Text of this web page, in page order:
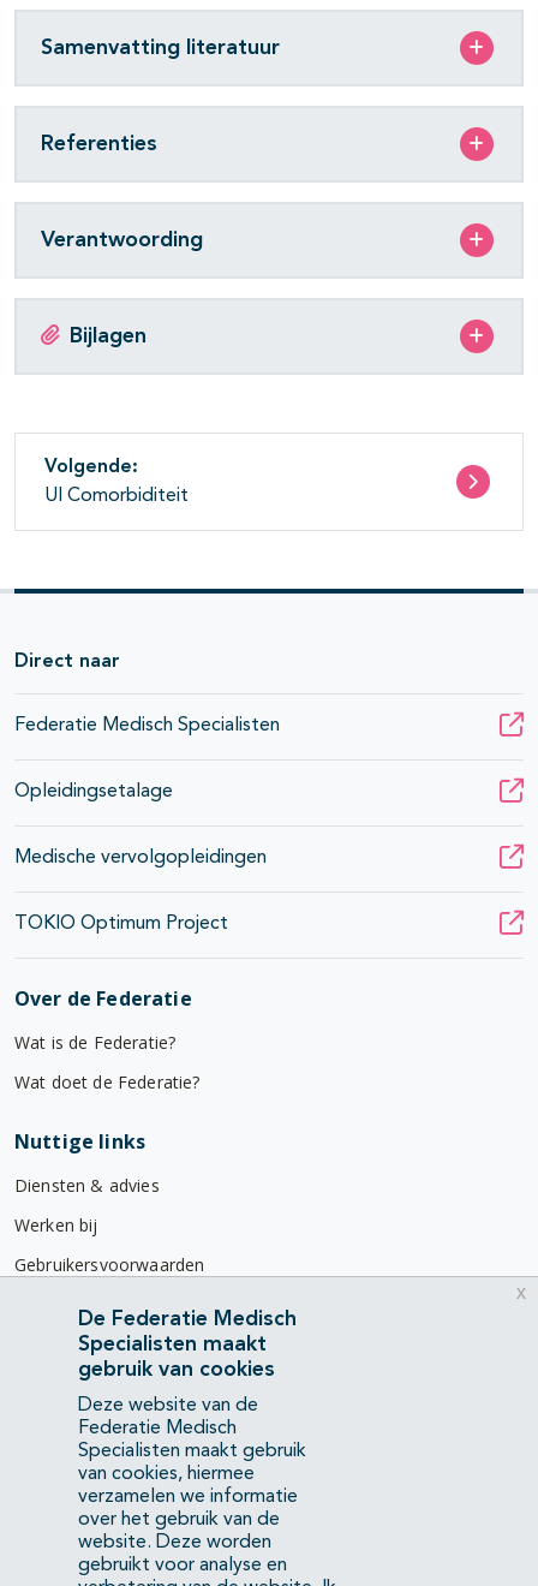
Samenvatting literatuur
Referenties
Verantwoording
Bijlagen
Volgende:
UI Comorbiditeit
Direct naar
Federatie Medisch Specialisten
Opleidingsetalage
Medische vervolgopleidingen
TOKIO Optimum Project
Over de Federatie
Wat is de Federatie?
Wat doet de Federatie?
Nuttige links
Diensten & advies
Werken bij
Gebruikersvoorwaarden
Privacyverklaring
Contact
Mercatorlaan 1200
3528 BL Utrecht
(088) 505 34 34
info@richtlijnendatabase.nl
YouTubeLinkedIn
De Federatie Medisch
Specialisten maakt
gebruik van cookies
Deze website van de
Federatie Medisch
Specialisten maakt gebruik
van cookies, hiermee
verzamelen we informatie
over het gebruik van de
website. Deze worden
gebruikt voor analyse en
x